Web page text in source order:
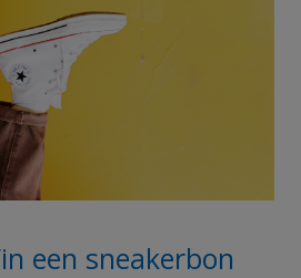
een sneakerbon